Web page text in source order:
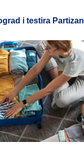
i testira Partizan